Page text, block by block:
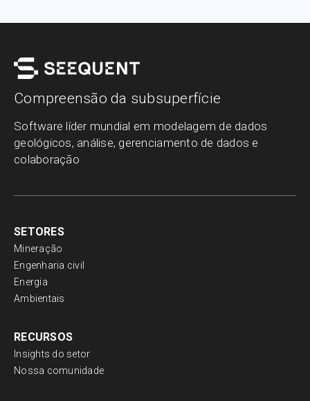
Compreensão da subsuperfície
Software líder mundial em modelagem de dados
geológicos, análise, gerenciamento de dados e
colaboração
SETORES
Mineração
Engenharia civil
Energia
Ambientais
RECURSOS
Insights do setor
Nossa comunidade